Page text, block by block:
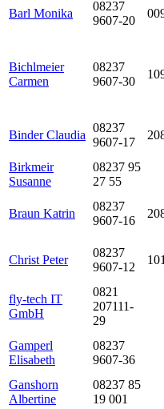
Barl Monika
08237
9607-20
Bichlmeier
Carmen
08237
9607-30
Binder Claudia
08237
9607-17
Birkmeir
Susanne
08237 95
27 55
Braun Katrin
08237
9607-16
Christ Peter
08237
9607-12
101
fly-tech IT
GmbH
0821
207111-
29
Gamperl
Elisabeth
08237
9607-36
Ganshorn
Albertine
08237 85
19 001